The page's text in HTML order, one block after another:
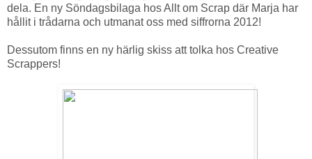
dela. En ny Söndagsbilaga hos Allt om Scrap där Marja har
hållit i trådarna och utmanat oss med siffrorna 2012!
Dessutom finns en ny härlig skiss att tolka hos Creative
Scrappers!